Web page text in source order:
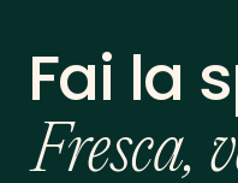
Fai la
Fresca,